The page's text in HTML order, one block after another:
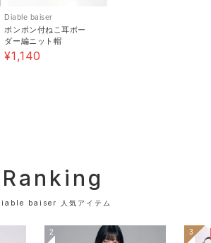
》ポリエステル : 100% /
生地の厚さ》普通 《裏地》なし 《伸
性》あり《生産国》中国
Diable baiser
ポンポン付ねこ耳ボー
ダー編ニット帽
¥1,140
Ranking
baiser 人気アイテム
2 3